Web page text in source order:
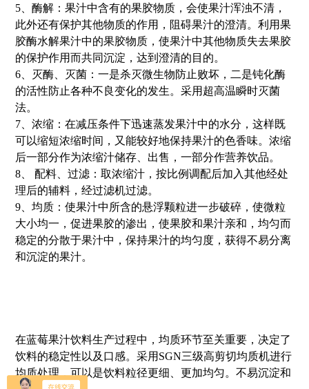
5、酶解：果汁中含有的果胶物质，会使果汁浑浊不清，
此外还有保护其他物质的作用，阻碍果汁的澄清。利用果
胶酶水解果汁中的果胶物质，使果汁中其他物质失去果胶
的保护作用而共同沉淀，达到澄清的目的。
6、灭酶、灭菌：一是杀灭微生物防止败坏，二是钝化酶
的活性防止各种不良变化的发生。采用超高温瞬时灭菌
法。
7、浓缩：在减压条件下迅速蒸发果汁中的水分，这样既
可以缩短浓缩时间，又能较好地保持果汁的色香味。浓缩
后一部分作为浓缩汁储存、出售，一部分作营养饮品。
8、 配料、过滤：取浓缩汁，按比例调配后加入其他经处
理后的辅料，经过滤机过滤。
9、均质：使果汁中所含的悬浮颗粒进一步破碎，使微粒
大小均一，促进果胶的渗出，使果胶和果汁亲和，均匀而
稳定的分散于果汁中，保持果汁的均匀度，获得不易分离
和沉淀的果汁。
在蓝莓果汁饮料生产过程中，均质环节至关重要，决定了
饮料的稳定性以及口感。采用SGN三级高剪切均质机进行
均质处理，可以是饮料粒径更细、更加均匀。不易沉淀和